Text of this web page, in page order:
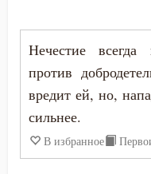
Оскорбление
Оставление Богом
Осуждение
Отчаяние
Нечестие
против
вредит ей, но,
сильнее.
В избранное